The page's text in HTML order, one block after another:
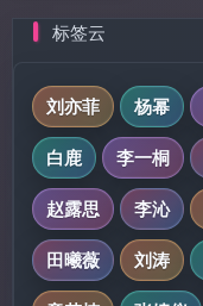
标签云
刘亦菲 杨幂
白鹿
李一桐
赵露思
李沁
田曦薇
刘涛